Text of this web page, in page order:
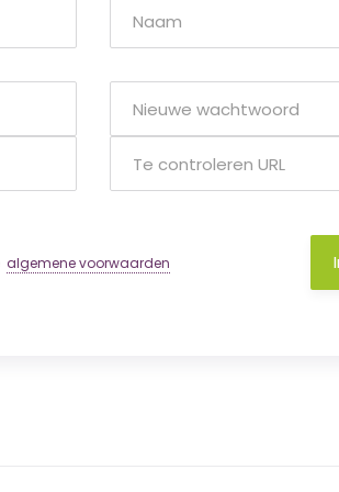
algemene voorwaarden